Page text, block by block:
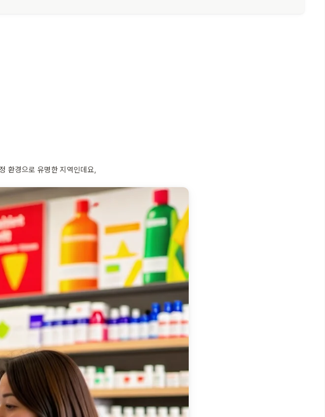
환경으로 유명한 지역인데요,